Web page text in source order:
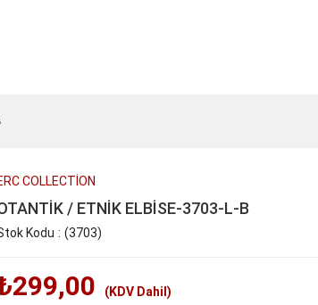
COLLECTİON
/ ETNİK ELBİSE-3703-L-B
Kodu (3703)
(KDV Dahil)